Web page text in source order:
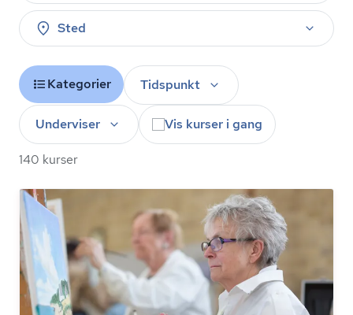
Sted
Kategorier Tidspunkt
Underviser Vis kurser i gang
140 kurser